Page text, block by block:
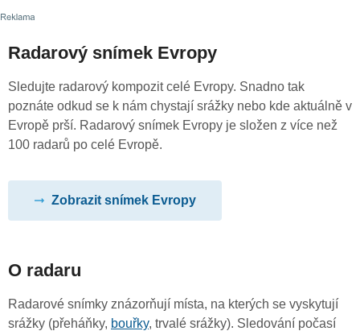
Radarový snímek Evropy
Sledujte radarový kompozit celé Evropy. Snadno tak
poznáte odkud se k nám chystají srážky nebo kde aktuálně v
Evropě prší. Radarový snímek Evropy je složen z více než
100 radarů po celé Evropě.
Zobrazit snímek Evropy
O radaru
Radarové snímky znázorňují místa, na kterých se vyskytují
srážky (přeháňky, bouřky, trvalé srážky). Sledování počasí